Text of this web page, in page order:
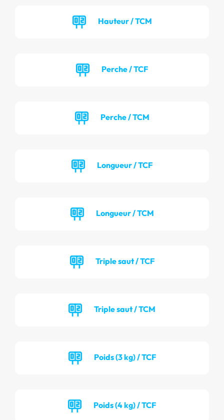
Hauteur / TCM
Perche / TCF
Perche / TCM
Longueur / TCF
Longueur / TCM
Triple saut / TCF
Triple saut / TCM
Poids (3 kg) / TCF
Poids (4 kg) / TCF